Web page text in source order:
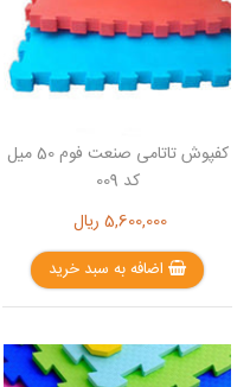
کفپوش تاتامی صنعت فوم 50 میل
کد 009
5,600,000 ریال
اضافه به سبد خرید